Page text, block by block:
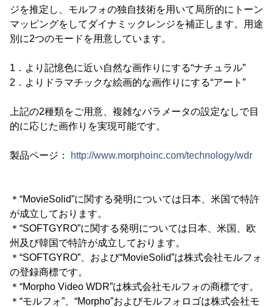
ジを推定し、モルフォの独自技術を用いて局所的にトーン
マッピングをしてダイナミックレンジを補正します。用途
別に2つのモードを用意しています。
1．より記憶色に近い自然な画作りにする“ナチュラル”
2．よりドラマチックな絵画的な画作りにする“アート”
上記の2種類をご用意、複雑なパラメータの設定なしで目
的に応じた画作りを実現可能です。
製品ページ： http://www.morphoinc.com/technology/wdr
＊“MovieSolid”に関する発明については日本、米国で特許
が成立しております。
＊“SOFTGYRO”に関する発明については日本、米国、欧
州及び韓国で特許が成立しております。
＊“SOFTGYRO”、および“MovieSolid”は株式会社モルフォ
の登録商標です。
＊“Morpho Video WDR”は株式会社モルフォの商標です。
＊“モルフォ”、“Morpho”およびモルフォロゴは株式会社モ